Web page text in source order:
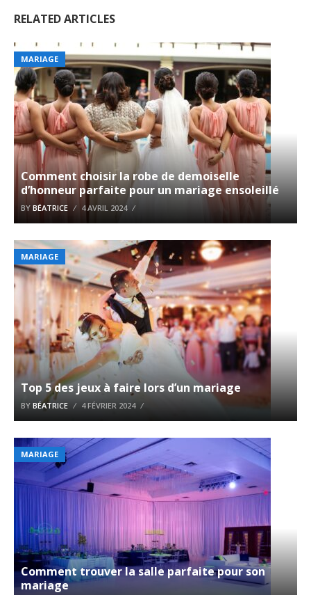
RELATED ARTICLES
MARIAGE
Comment choisir la robe de demoiselle
d’honneur parfaite pour un mariage ensoleillé
BY BÉATRICE 4 AVRIL 2024
MARIAGE
Top 5 des jeux à faire lors d’un mariage
BY BÉATRICE 4 FÉVRIER 2024
MARIAGE
Comment trouver la salle parfaite pour son
mariage